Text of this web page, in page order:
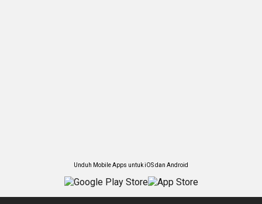
Unduh Mobile Apps untuk iOS dan Android